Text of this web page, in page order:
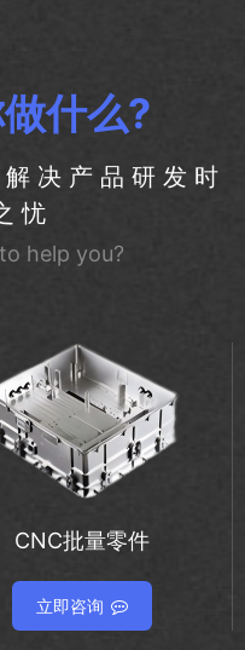
什么?
决产品研发时
忧
help you?
CNC批量零件
立即咨询